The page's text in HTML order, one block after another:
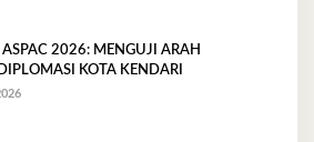
ASPAC 2026: MENGUJI ARAH
KOTA KENDARI